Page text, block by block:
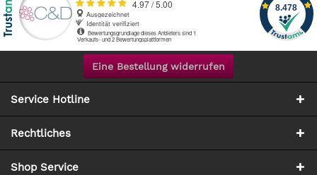
Eine Bestellung widerrufen
Service Hotline
Rechtliches
Shop Service